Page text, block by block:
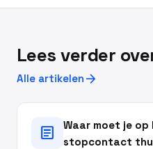
Lees verder
Alle artikelen arrow_forward
article
Waar moet je op
stopcontact